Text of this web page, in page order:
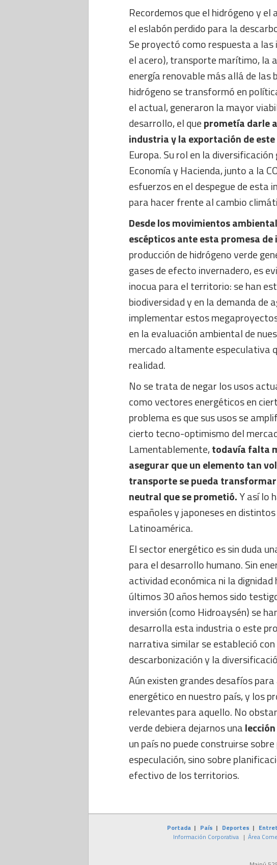
Recordemos que el hidrógeno y
el eslabón perdido para la
Se proyectó como respuesta a
el acero), transporte marítimo, la
energía renovable más allá de las
hidrógeno se transformó en
el actual, generaron la mayor
desarrollo, el queprometía darle
industria y la exportación de
Europa. Su rol en la
Economía y Hacienda, junto a la
esfuerzos en el despegue de esta
para hacer frente al cambio
Desde los movimientos
escépticos ante esta promesa
producción de hidrógeno verde
gases de efecto invernadero, es
inocua para el territorio: se han
biodiversidad y en la demanda de
implementar estos
en la evaluación ambiental de
mercado altamente especulativa
realidad.
No se trata de negar los usos
como vectores energéticos en
problema es que sus usos se
cierto tecno-optimismo del
Lamentablemente,todavía falta
asegurar que un elemento tan
transporte se pueda
neutral que se prometió.Y así lo
españoles y japoneses en
Latinoamérica.
El sector energético es sin duda
para el desarrollo humano. Sin
actividad económica ni la
últimos 30 años hemos sido
inversión (como Hidroaysén) se
desarrolla esta industria o este
narrativa similar se estableció
descarbonización y la
Aún existen grandes desafíos
energético en nuestro país, y los
relevantes para aquello. No
verde debiera dejarnos una
un país no puede construirse
especulación, sino sobre
efectivo de los territorios.
Portada| País | Deportes |
Información Corporativa | Área